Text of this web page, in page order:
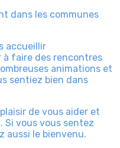
dans les communes
accueillir
à faire des rencontres
animations et
sentiez bien dans
de vous aider et
Si vous vous sentez
aussi le bienvenu.